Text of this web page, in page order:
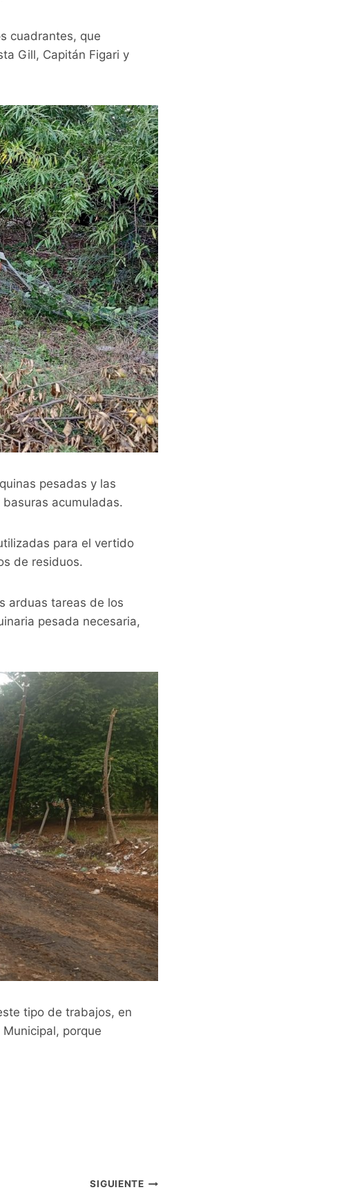
cuadrantes, que
Gill, Capitán Figari y
pesadas y las
acumuladas.
para el vertido
de residuos.
arduas tareas de los
pesada necesaria,
tipo de trabajos, en
porque
SIGUIENTE